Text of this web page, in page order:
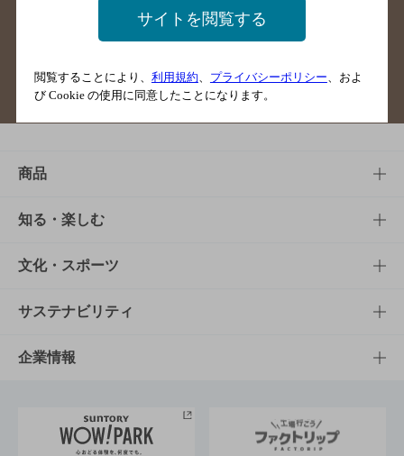
掲載店舗様ログイン
サイトマップ ご意見・ご感想
商品
商品TOP
商品一覧
商品発売情報
栄養成分一覧
知る・楽しむ
知る・楽しむTOP
キャンペーン
工場見学
地域情報
文化・スポーツ
文化・スポーツTOP
サントリーホール
サントリーサンバーズ大阪
サステナビリティ
サステナビリティTOP
サントリーが考えるサステナビリティ経営
企業情報
企業概要
サイトを閲覧する
閲覧することにより、 利用規約 プライバシーポリシー 、およ
び Cookie の使用に同意したことになります。